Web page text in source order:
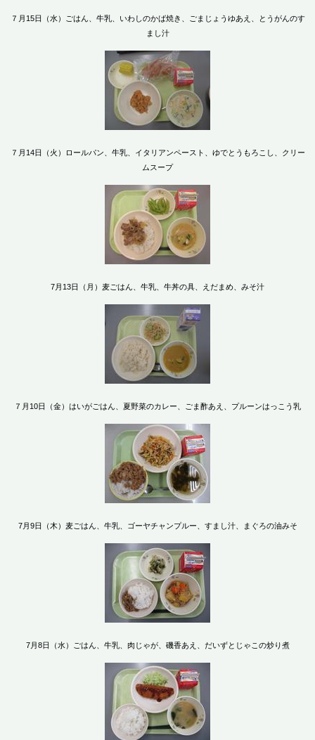
７月15日（水）ごはん、牛乳、いわしのかば焼き、ごまじょうゆあえ、とうがんのす
まし汁
７月14日（火）ロールパン、牛乳、イタリアンペースト、ゆでとうもろこし、クリー
ムスープ
7月13日（月）麦ごはん、牛乳、牛丼の具、えだまめ、みそ汁
７月10日（金）はいがごはん、夏野菜のカレー、ごま酢あえ、プルーンはっこう乳
7月9日（木）麦ごはん、牛乳、ゴーヤチャンプルー、すまし汁、まぐろの油みそ
7月8日（水）ごはん、牛乳、肉じゃが、磯香あえ、だいずとじゃこの炒り煮